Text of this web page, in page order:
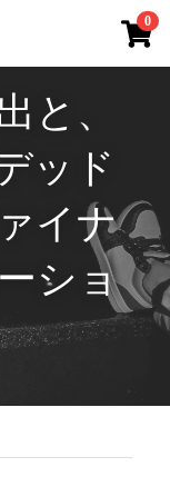
0
と、
ッド
イナ
ショ
×